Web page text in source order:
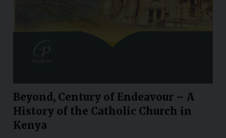
Beyond, Century of Endeavour – A
History of the Catholic Church in
Kenya